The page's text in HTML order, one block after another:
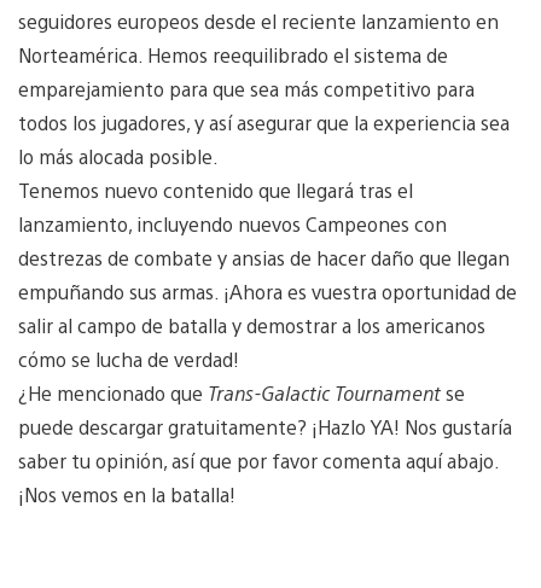
seguidores europeos desde el reciente lanzamiento en
Norteamérica. Hemos reequilibrado el sistema de
emparejamiento para que sea más competitivo para
todos los jugadores, y así asegurar que la experiencia sea
lo más alocada posible.
Tenemos nuevo contenido que llegará tras el
lanzamiento, incluyendo nuevos Campeones con
destrezas de combate y ansias de hacer daño que llegan
empuñando sus armas. ¡Ahora es vuestra oportunidad de
salir al campo de batalla y demostrar a los americanos
cómo se lucha de verdad!
¿He mencionado que Trans-Galactic Tournamentse
puede descargar gratuitamente? ¡Hazlo YA! Nos gustaría
saber tu opinión, así que por favor comenta aquí abajo.
¡Nos vemos en la batalla!